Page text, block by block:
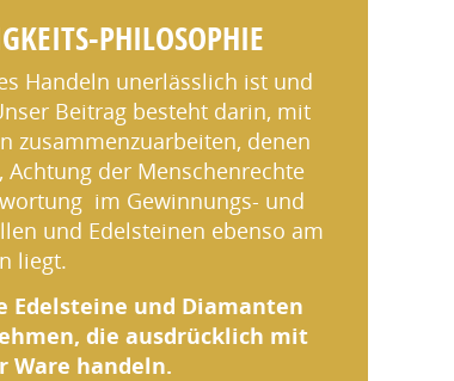
PHILOSOPHIE
Handeln unerlässlich ist und
Beitrag besteht darin, mit
zusammenzuarbeiten, denen
der Menschenrechte
im Gewinnungs- und
und Edelsteinen ebenso am
liegt.
Edelsteine und Diamanten
die ausdrücklich mit
handeln.